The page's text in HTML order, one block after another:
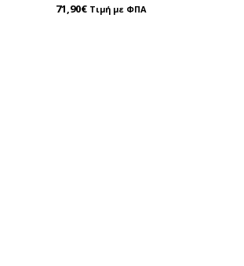
71,90€ Τιμή με ΦΠΑ